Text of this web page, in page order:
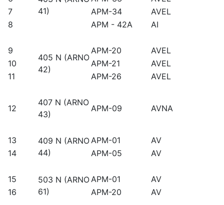
41)
7
APM-34
AVEL
8
APM - 42A AI
9
405 N (ARNO
42)
APM-20
AVEL
10
APM-21
AVEL
11
APM-26 AVEL
12
407 N (ARNO
43)
APM-09 AVNA
13
409 N (ARNO
44)
APM-01
AV
14
APM-05 AV
15
503 N (ARNO
61)
APM-01
AV
16
APM-20 AV